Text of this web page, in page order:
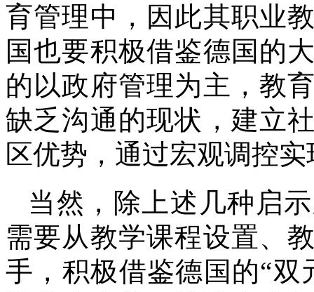
育管理中，因此其职业
国也要积极借鉴德国的
的以政府管理为主，教
缺乏沟通的现状，建立
区优势，通过宏观调控
当然，除上述几种启
需要从教学课程设置、
手，积极借鉴德国的“双